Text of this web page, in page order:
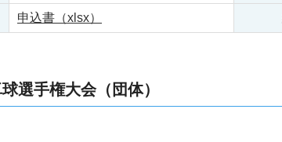
申込書（xlsx）
選手権大会（団体）